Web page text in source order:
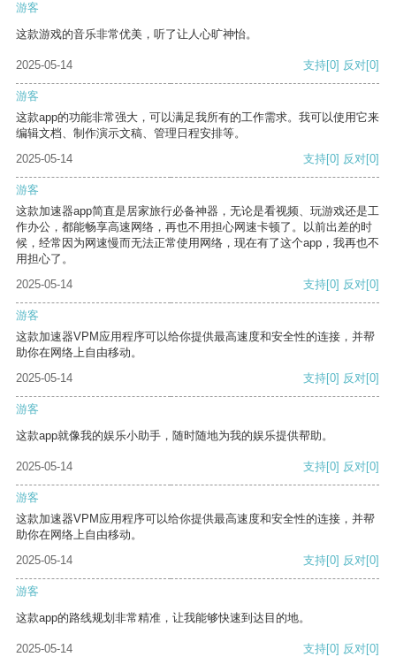
游客
这款游戏的音乐非常优美，听了让人心旷神怡。
2025-05-14 支持[0] 反对[0]
游客
这款app的功能非常强大，可以满足我所有的工作需求。我可以使用它来
编辑文档、制作演示文稿、管理日程安排等。
2025-05-14
支持[0] 反对[0]
游客
这款加速器app简直是居家旅行必备神器，无论是看视频、玩游戏还是工
作办公，都能畅享高速网络，再也不用担心网速卡顿了。以前出差的时
候，经常因为网速慢而无法正常使用网络，现在有了这个app，我再也不
用担心了。
2025-05-14
支持[0] 反对[0]
游客
这款加速器VPM应用程序可以给你提供最高速度和安全性的连接，并帮
助你在网络上自由移动。
2025-05-14
支持[0] 反对[0]
游客
这款app就像我的娱乐小助手，随时随地为我的娱乐提供帮助。
2025-05-14 支持[0] 反对[0]
游客
这款加速器VPM应用程序可以给你提供最高速度和安全性的连接，并帮
助你在网络上自由移动。
2025-05-14
支持[0] 反对[0]
游客
这款app的路线规划非常精准，让我能够快速到达目的地。
2025-05-14 支持[0] 反对[0]